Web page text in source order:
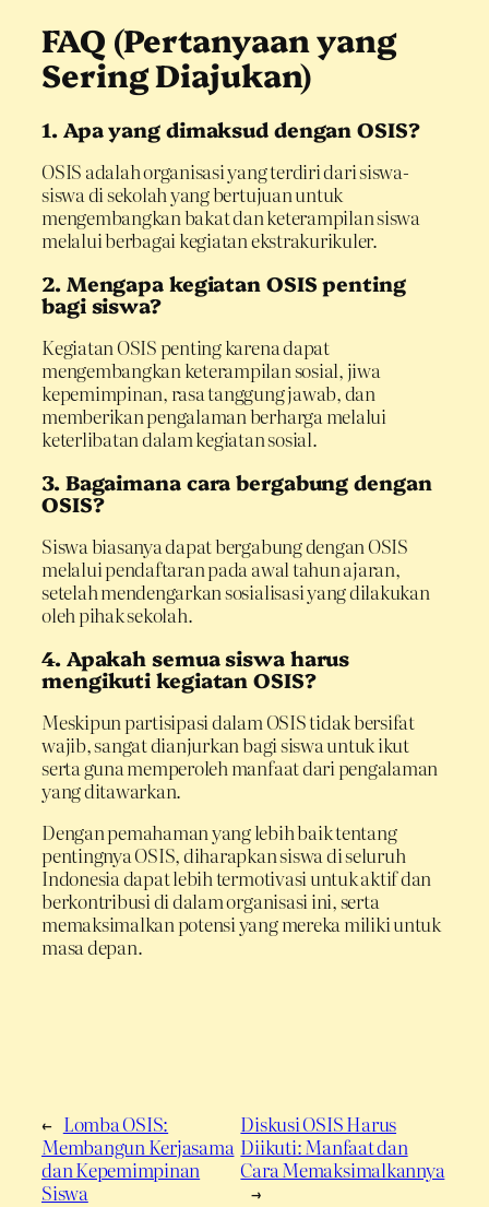
FAQ (Pertanyaan yang
Sering Diajukan)
1. Apa yang dimaksud dengan OSIS?
OSIS adalah organisasi yang terdiri dari siswa-
siswa di sekolah yang bertujuan untuk
mengembangkan bakat dan keterampilan siswa
melalui berbagai kegiatan ekstrakurikuler.
2. Mengapa kegiatan OSIS penting
bagi siswa?
Kegiatan OSIS penting karena dapat
mengembangkan keterampilan sosial, jiwa
kepemimpinan, rasa tanggung jawab, dan
memberikan pengalaman berharga melalui
keterlibatan dalam kegiatan sosial.
3. Bagaimana cara bergabung dengan
OSIS?
Siswa biasanya dapat bergabung dengan OSIS
melalui pendaftaran pada awal tahun ajaran,
setelah mendengarkan sosialisasi yang dilakukan
oleh pihak sekolah.
4. Apakah semua siswa harus
mengikuti kegiatan OSIS?
Meskipun partisipasi dalam OSIS tidak bersifat
wajib, sangat dianjurkan bagi siswa untuk ikut
serta guna memperoleh manfaat dari pengalaman
yang ditawarkan.
Dengan pemahaman yang lebih baik tentang
pentingnya OSIS, diharapkan siswa di seluruh
Indonesia dapat lebih termotivasi untuk aktif dan
berkontribusi di dalam organisasi ini, serta
memaksimalkan potensi yang mereka miliki untuk
masa depan.
← Lomba OSIS:
Membangun Kerjasama
dan Kepemimpinan
Siswa
Diskusi OSIS Harus
Diikuti: Manfaat dan
Cara Memaksimalkannya
→